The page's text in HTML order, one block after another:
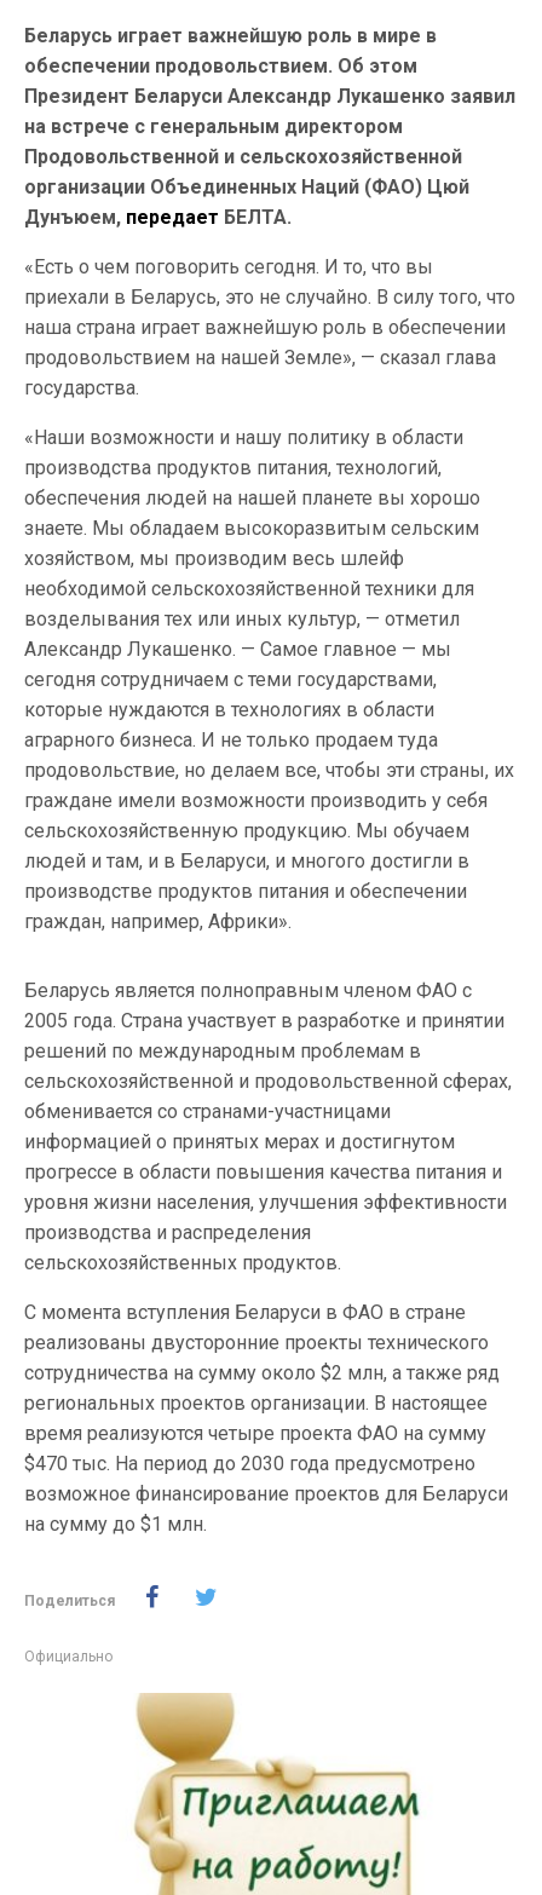
Беларусь играет важнейшую роль в мире в
обеспечении продовольствием. Об этом
Президент Беларуси Александр Лукашенко заявил
на встрече с генеральным директором
Продовольственной и сельскохозяйственной
организации Объединенных Наций (ФАО) Цюй
Дунъюем, передает БЕЛТА.
«Есть о чем поговорить сегодня. И то, что вы
приехали в Беларусь, это не случайно. В силу того, что
наша страна играет важнейшую роль в обеспечении
продовольствием на нашей Земле», — сказал глава
государства.
«Наши возможности и нашу политику в области
производства продуктов питания, технологий,
обеспечения людей на нашей планете вы хорошо
знаете. Мы обладаем высокоразвитым сельским
хозяйством, мы производим весь шлейф
необходимой сельскохозяйственной техники для
возделывания тех или иных культур, — отметил
Александр Лукашенко. — Самое главное — мы
сегодня сотрудничаем с теми государствами,
которые нуждаются в технологиях в области
аграрного бизнеса. И не только продаем туда
продовольствие, но делаем все, чтобы эти страны, их
граждане имели возможности производить у себя
сельскохозяйственную продукцию. Мы обучаем
людей и там, и в Беларуси, и многого достигли в
производстве продуктов питания и обеспечении
граждан, например, Африки».
Беларусь является полноправным членом ФАО с
2005 года. Страна участвует в разработке и принятии
решений по международным проблемам в
сельскохозяйственной и продовольственной сферах,
обменивается со странами-участницами
информацией о принятых мерах и достигнутом
прогрессе в области повышения качества питания и
уровня жизни населения, улучшения эффективности
производства и распределения
сельскохозяйственных продуктов.
С момента вступления Беларуси в ФАО в стране
реализованы двусторонние проекты технического
сотрудничества на сумму около $2 млн, а также ряд
региональных проектов организации. В настоящее
время реализуются четыре проекта ФАО на сумму
$470 тыс. На период до 2030 года предусмотрено
возможное финансирование проектов для Беларуси
на сумму до $1 млн.
Поделиться
Официально